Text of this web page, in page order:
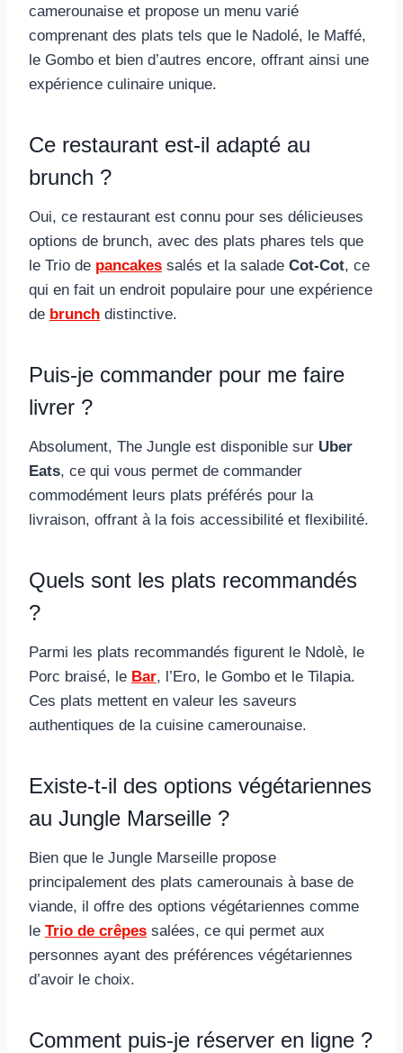
camerounaise et propose un menu varié
comprenant des plats tels que le Nadolé, le Maffé,
le Gombo et bien d’autres encore, offrant ainsi une
expérience culinaire unique.
Ce restaurant est-il adapté au
brunch ?
Oui, ce restaurant est connu pour ses délicieuses
options de brunch, avec des plats phares tels que
le Trio de pancakes salés et la salade Cot-Cot, ce
qui en fait un endroit populaire pour une expérience
de brunch distinctive.
Puis-je commander pour me faire
livrer ?
Absolument, The Jungle est disponible sur Uber
Eats, ce qui vous permet de commander
commodément leurs plats préférés pour la
livraison, offrant à la fois accessibilité et flexibilité.
Quels sont les plats recommandés
?
Parmi les plats recommandés figurent le Ndolè, le
Porc braisé, le Bar, l’Ero, le Gombo et le Tilapia.
Ces plats mettent en valeur les saveurs
authentiques de la cuisine camerounaise.
Existe-t-il des options végétariennes
au Jungle Marseille ?
Bien que le Jungle Marseille propose
principalement des plats camerounais à base de
viande, il offre des options végétariennes comme
le Trio de crêpes salées, ce qui permet aux
personnes ayant des préférences végétariennes
d’avoir le choix.
Comment puis-je réserver en ligne ?